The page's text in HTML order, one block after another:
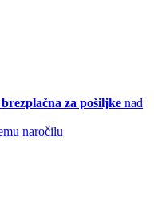
za pošiljke nad
naročilu